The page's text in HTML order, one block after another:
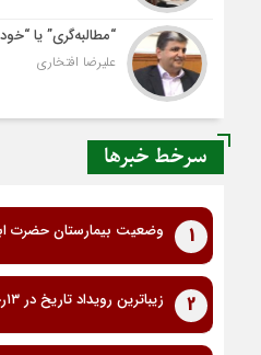
“مطالبه‌گری” یا
علیرضا افتخاری
سرخط خبرها
1 وضعیت بیمارستان حضرت
2 زیباترین رویداد تاریخ در ۱۳رجب